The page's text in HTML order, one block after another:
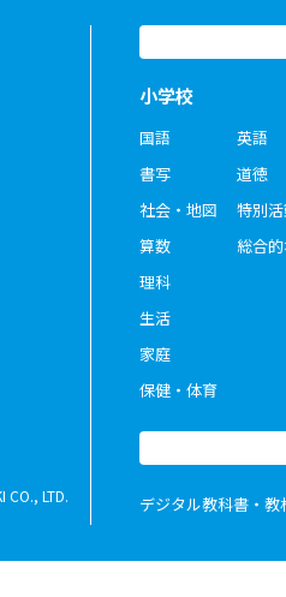
LTD.
小学校
国語
書写
社会・地図
算数
理科
生活
家庭
保健・体育
英語
道徳
特別
総合
デジタル教科書・教